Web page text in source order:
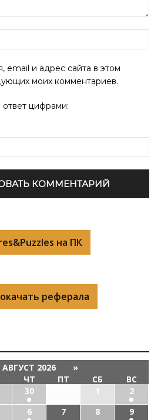
email и адрес сайта в этом
моих комментариев.
цифрами:
на ПК
реферала
АВГУСТ 2026
»
ЧТ ПТ СБ
ВС
30 1
2
6 7 8
9